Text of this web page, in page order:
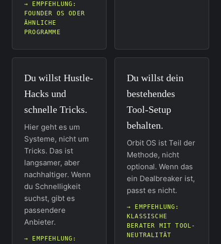
→ EMPFEHLUNG:
FOUNDER OS ODER
ÄHNLICHE
PROGRAMME
Du willst Hustle-
Hacks und
schnelle Tricks.
Hier geht es um
Systeme, nicht um
Tricks. Das ist
langsamer, aber
nachhaltiger. Wenn
du Schnelligkeit
suchst, gibt es
passendere
Anbieter.
→ EMPFEHLUNG:
Du willst dein
bestehendes
Tool-Setup
behalten.
Orbit OS ist Teil der
Methode, nicht
optional. Wenn das
ein Dealbreaker ist,
passt es nicht.
→ EMPFEHLUNG:
KLASSISCHE
BERATER MIT TOOL-
NEUTRALITÄT